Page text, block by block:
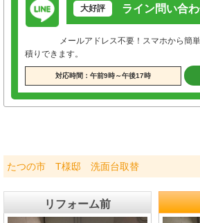
大好評 ライン問い合
メールアドレス不要！スマホから簡
積りできます。
対応時間：午前9時～午後17時
たつの市 T様邸 洗面台取替
リフォーム前